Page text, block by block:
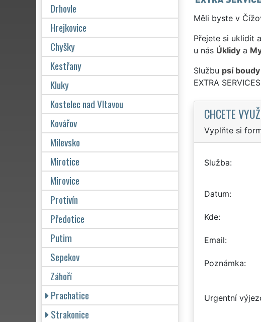
Měli byste v
Přejete si uklidit
u nás Úklidya
Službu psí
EXTRA
CHCETE
Vyplňte si
Služba
Datum
Kde
Email
Poznámka
Urgentní
Drhovle
Hrejkovice
Chyšky
Kestřany
Kluky
Kostelec nad Vltavou
Kovářov
Milevsko
Mirotice
Mirovice
Protivín
Předotice
Putim
Sepekov
Záhoří
Prachatice
Strakonice